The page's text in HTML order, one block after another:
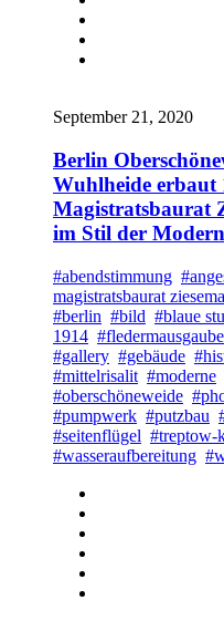
September 21, 2020
Berlin
Wuhlheide erbaut
Magistratsbaurat
im Stil der
#abendstimmung
magistratsbaurat
#berlin #bild #blaue
1914
#gallery #gebäude
#mittelrisalit #moderne
#oberschöneweide
#pumpwerk #putzbau
#seitenflügel #treptow-
#wasseraufbereitung